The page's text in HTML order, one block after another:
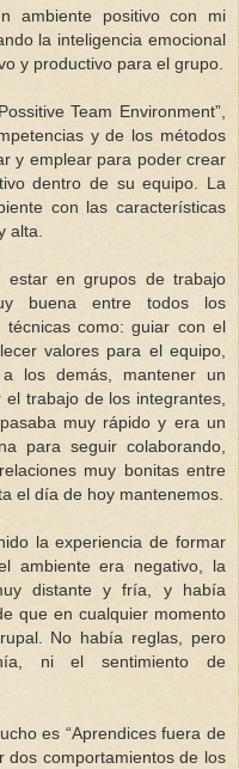
ambiente positivo con mi
la inteligencia emocional
y productivo para el grupo.
Team Environment”,
y de los métodos
y emplear para poder crear
dentro de su equipo. La
con las características
alta.
estar en grupos de trabajo
buena entre todos los
como: guiar con el
valores para el equipo,
los demás, mantener un
trabajo de los integrantes,
muy rápido y era un
para seguir colaborando,
muy bonitas entre
el día de hoy mantenemos.
la experiencia de formar
ambiente era negativo, la
distante y fría, y había
que en cualquier momento
No había reglas, pero
ni el sentimiento de
es “Aprendices fuera de
dos comportamientos de los